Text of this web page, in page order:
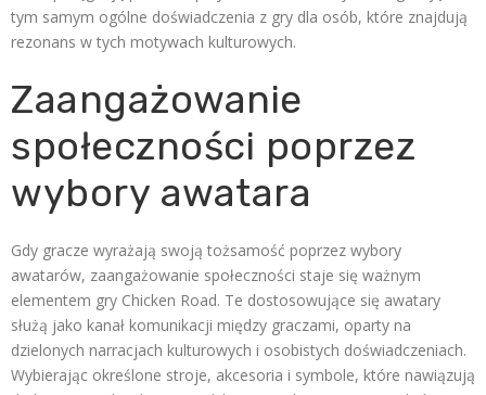
tym samym ogólne doświadczenia z gry dla osób, które znajdują
rezonans w tych motywach kulturowych.
Zaangażowanie
społeczności poprzez
wybory awatara
Gdy gracze wyrażają swoją tożsamość poprzez wybory
awatarów, zaangażowanie społeczności staje się ważnym
elementem gry Chicken Road. Te dostosowujące się awatary
służą jako kanał komunikacji między graczami, oparty na
dzielonych narracjach kulturowych i osobistych doświadczeniach.
Wybierając określone stroje, akcesoria i symbole, które nawiązują